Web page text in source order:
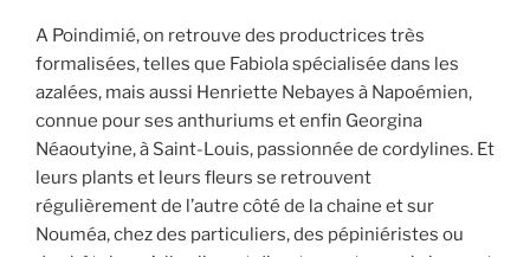
A Poindimié, on retrouve des productrices très
formalisées, telles que Fabiola spécialisée dans les
azalées, mais aussi Henriette Nebayes à Napoémien,
connue pour ses anthuriums et enfin Georgina
Néaoutyine, à Saint-Louis, passionnée de cordylines. Et
leurs plants et leurs fleurs se retrouvent
régulièrement de l’autre côté de la chaine et sur
Nouméa, chez des particuliers, des pépiniéristes ou